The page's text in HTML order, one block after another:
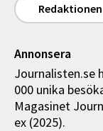
Redaktionen
Annonsera
Journalisten.se
000 unika
Magasinet
ex (2025).